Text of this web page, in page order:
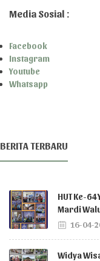
Media Sosial :
Facebook
Instagram
Youtube
Whatsapp
BERITA TERBARU
HUT Ke-
Mardi
16-04-
Widya